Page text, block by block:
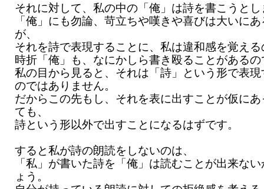
それに対して、私の中の「俺」は詩を書こうと
「俺」にも勿論、苛立ちや嘆きや喜びは大いに
が、
それを詩で表現することに、私は違和感を覚え
時折「俺」も、なにかしら書き殴ることがある
私の目から見ると、それは「詩」という形で表
のではありません。
だからこの先もし、それを表に出すことが仮に
ても、
詩という形以外で出すことになるはずです。
すると私が詩の朗読をしないのは、
「私」が書いた詩を「俺」は読むことが出来な
ょう。